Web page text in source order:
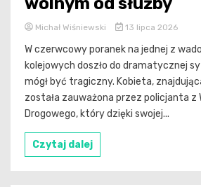
Michał Wiśniewski 13 lipca 2026
W czerwcowy poranek na jednej z
kolejowych doszło do dramatycznej
mógł być tragiczny. Kobieta,
została zauważona przez policjanta z
Drogowego, który dzięki swojej...
Czytaj dalej